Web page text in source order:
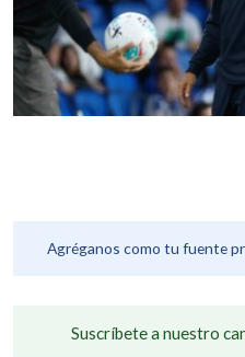
Agréganos como tu fuente
Suscríbete a nuestro